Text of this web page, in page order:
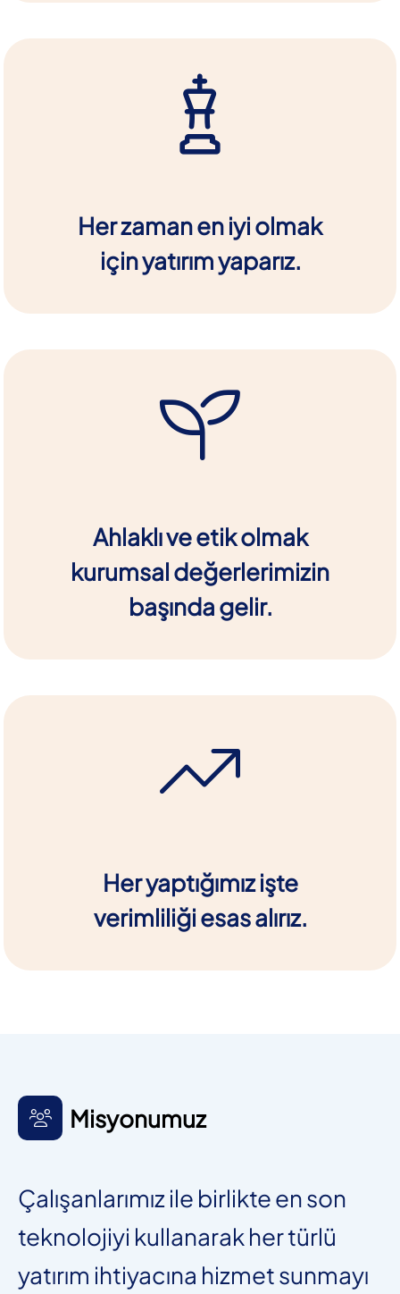
Her zaman en iyi olmak
için yatırım yaparız.
Ahlaklı ve etik olmak
kurumsal değerlerimizin
başında gelir.
Her yaptığımız işte
verimliliği esas alırız.
Misyonumuz
Çalışanlarımız ile birlikte en son
teknolojiyi kullanarak her türlü
yatırım ihtiyacına hizmet sunmayı